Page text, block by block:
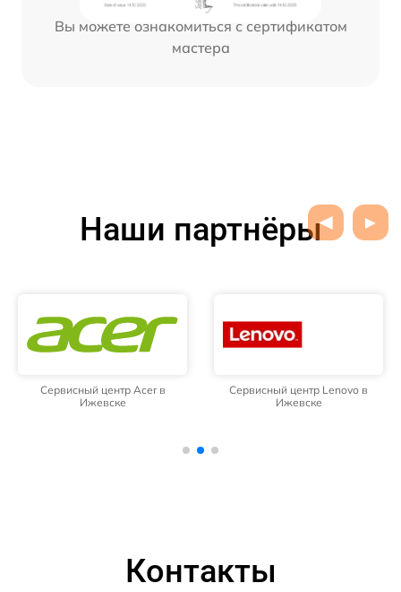
Вы можете ознакомиться с сертификатом
мастера
Наши партнёры
Сервисный центр Acer в
Ижевске
Сервисный центр Lenovo в
Ижевске
Контакты